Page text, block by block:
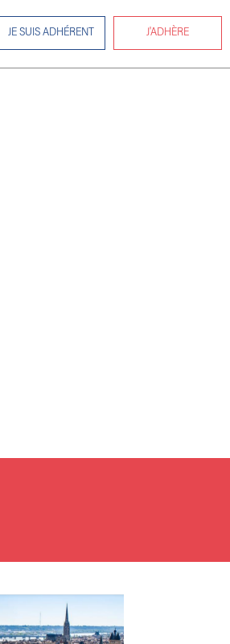
JE SUIS ADHÉRENT J'ADHÈRE